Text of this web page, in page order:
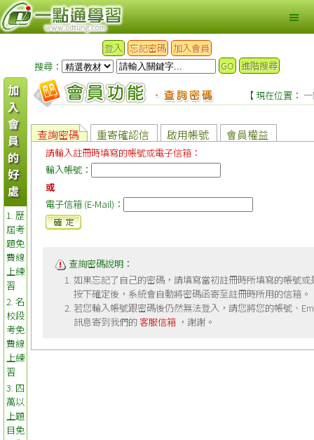
登入 忘記密碼 加入會員
搜尋：
GO 進階搜尋
加
入
會
員
的
好
處
1. 歷
屆考
題免
費線
上練
習
2. 名
校段
考免
費線
上練
習
3. 四
萬以
上題
目免
【 現在位置：
查詢密碼 重寄確認信 啟用帳號 會員權益
請輸入註冊時填寫的帳號或電子信箱：
輸入帳號：
或
電子信箱 (E-Mail)：
查詢密碼說明：
如果忘記了自己的密碼，請填寫當初註冊時所填寫的帳號
按下確定後，系統會自動將密碼函寄至註冊時所用的信箱。
若您輸入帳號跟密碼後仍然無法登入，請您將您的帳號、
訊息寄到我們的客服信箱，謝謝。